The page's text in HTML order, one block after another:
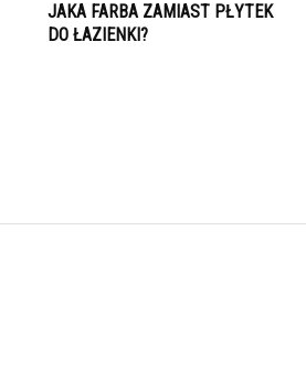
JAKA FARBA ZAMIAST PŁYTEK
DO ŁAZIENKI?